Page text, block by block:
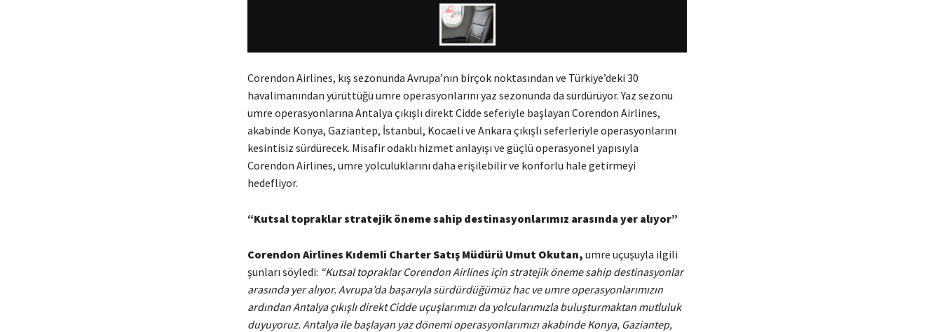
Corendon Airlines, kış sezonunda Avrupa’nın birçok noktasından ve Türkiye’deki 30
havalimanından yürüttüğü umre operasyonlarını yaz sezonunda da sürdürüyor. Yaz sezonu
umre operasyonlarına Antalya çıkışlı direkt Cidde seferiyle başlayan Corendon Airlines,
akabinde Konya, Gaziantep, İstanbul, Kocaeli ve Ankara çıkışlı seferleriyle operasyonlarını
kesintisiz sürdürecek. Misafir odaklı hizmet anlayışı ve güçlü operasyonel yapısıyla
Corendon Airlines, umre yolculuklarını daha erişilebilir ve konforlu hale getirmeyi
hedefliyor.
“Kutsal topraklar stratejik öneme sahip destinasyonlarımız arasında yer alıyor”
Corendon Airlines Kıdemli Charter Satış Müdürü Umut Okutan, umre uçuşuyla ilgili
şunları söyledi: “Kutsal topraklar Corendon Airlines için stratejik öneme sahip destinasyonlar
arasında yer alıyor. Avrupa’da başarıyla sürdürdüğümüz hac ve umre operasyonlarımızın
ardından Antalya çıkışlı direkt Cidde uçuşlarımızı da yolcularımızla buluşturmaktan mutluluk
duyuyoruz. Antalya ile başlayan yaz dönemi operasyonlarımızı akabinde Konya, Gaziantep,